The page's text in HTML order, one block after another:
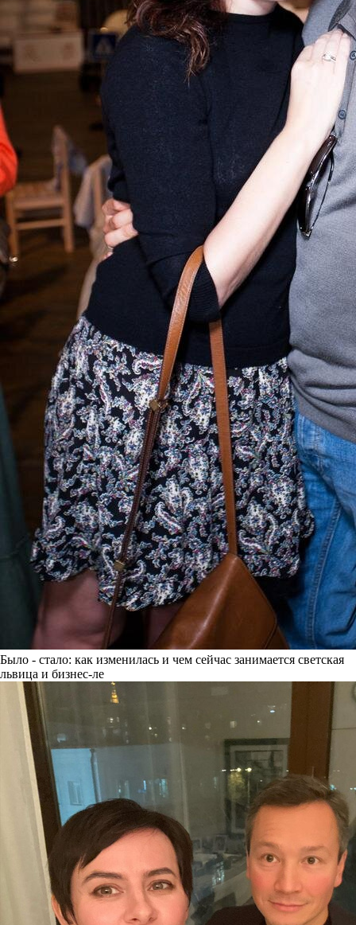
Было - стало: как изменилась и чем сейчас занимается светская
львица и бизнес-ле